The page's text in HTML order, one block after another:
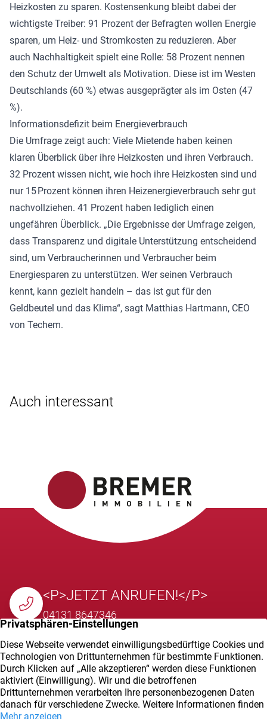
Heizkosten zu sparen. Kostensenkung bleibt dabei der
wichtigste Treiber: 91 Prozent der Befragten wollen Energie
sparen, um Heiz- und Stromkosten zu reduzieren. Aber
auch Nachhaltigkeit spielt eine Rolle: 58 Prozent nennen
den Schutz der Umwelt als Motivation. Diese ist im Westen
Deutschlands (60 %) etwas ausgeprägter als im Osten (47
%).
Informationsdefizit beim Energieverbrauch
Die Umfrage zeigt auch: Viele Mietende haben keinen
klaren Überblick über ihre Heizkosten und ihren Verbrauch.
32 Prozent wissen nicht, wie hoch ihre Heizkosten sind und
nur 15 Prozent können ihren Heizenergieverbrauch sehr gut
nachvollziehen. 41 Prozent haben lediglich einen
ungefähren Überblick. „Die Ergebnisse der Umfrage zeigen,
dass Transparenz und digitale Unterstützung entscheidend
sind, um Verbraucherinnen und Verbraucher beim
Energiesparen zu unterstützen. Wer seinen Verbrauch
kennt, kann gezielt handeln – das ist gut für den
Geldbeutel und das Klima“, sagt Matthias Hartmann, CEO
von Techem.
Auch interessant
<P>JETZT ANRUFEN!</P>
04131 8647346
E-MAIL SENDEN
info@bremer-immobilien.de
VOR ORT BESUCHEN